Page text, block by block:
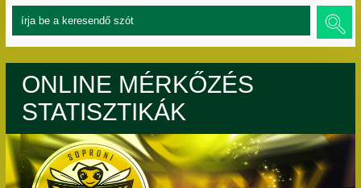
ONLINE MÉRKŐZÉS
STATISZTIKÁK